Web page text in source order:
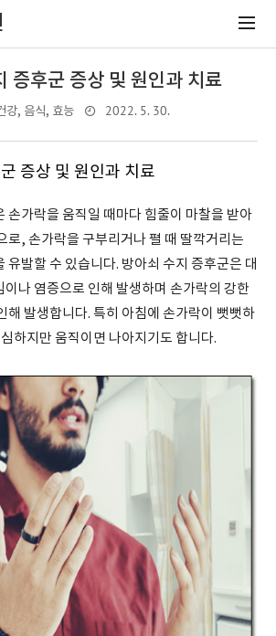
증후군 증상 및 원인과 치료
강, 음식, 효능 2022. 5. 30.
증상 및 원인과 치료
손가락을 움직일 때마다 힘줄이 마찰을 받아
로, 손가락을 구부리거나 펼 때 딸깍거리는
유발할 수 있습니다. 방아쇠 수지 증후군은 대
이나 염증으로 인해 발생하며 손가락의 강한
해 발생합니다. 특히 아침에 손가락이 뻣뻣하
하지만 움직이면 나아지기도 합니다.